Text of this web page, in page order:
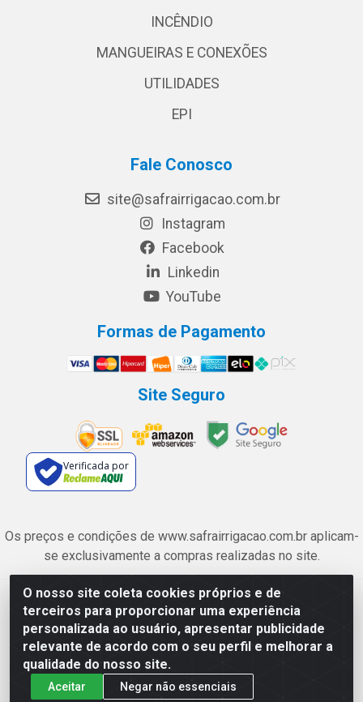
O nosso site coleta cookies próprios e de
terceiros para proporcionar uma experiência
personalizada ao usuário, apresentar publicidade
relevante de acordo com o seu perfil e melhorar a
qualidade do nosso site.
Aceitar Negar não essenciais
INCÊNDIO
MANGUEIRAS E CONEXÕES
UTILIDADES
EPI
Fale Conosco
site@safrairrigacao.com.br
Instagram
Facebook
Linkedin
YouTube
Formas de Pagamento
Site Seguro
Verificada por
Os preços e condições de www.safrairrigacao.com.br aplicam-
se exclusivamente a compras realizadas no site.
Safra Agrícola e Pecuária LTDA - Avenida Castelo Branco, 5330 -
Esplanada dos Anicuns, Goiânia/GO - CEP 74.433-205 - CNPJ
06.315.490/0001-00